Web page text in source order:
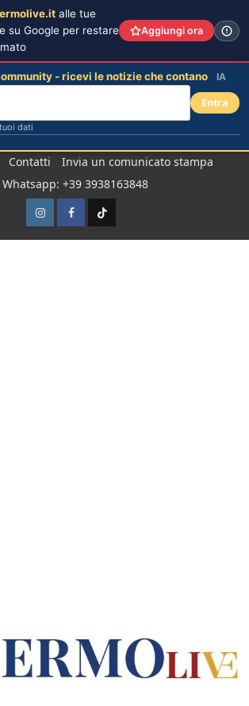
Contatti
Invia un comunicato stampa
Whatsapp: +39 3938163848
InstagramFacebook
TikTok
alle tue
su Google per restare
Aggiungi ora
- ricevi le notizie che contano IA
Entra
dati